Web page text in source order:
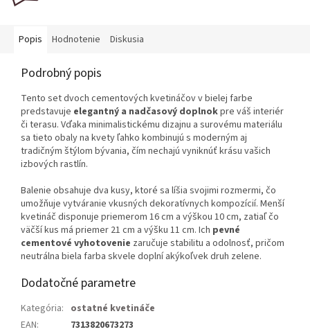
Popis Hodnotenie Diskusia
Podrobný popis
Tento set dvoch cementových kvetináčov v bielej farbe
predstavuje elegantný a nadčasový doplnokpre váš interiér
či terasu. Vďaka minimalistickému dizajnu a surovému materiálu
sa tieto obaly na kvety ľahko kombinujú s moderným aj
tradičným štýlom bývania, čím nechajú vyniknúť krásu vašich
izbových rastlín.
Balenie obsahuje dva kusy, ktoré sa líšia svojimi rozmermi, čo
umožňuje vytváranie vkusných dekoratívnych kompozícií. Menší
kvetináč disponuje priemerom 16 cm a výškou 10 cm, zatiaľ čo
väčší kus má priemer 21 cm a výšku 11 cm. Ich pevné
cementové vyhotovenie zaručuje stabilitu a odolnosť, pričom
neutrálna biela farba skvele doplní akýkoľvek druh zelene.
Dodatočné parametre
Kategória: ostatné kvetináče
EAN:
7313820673273